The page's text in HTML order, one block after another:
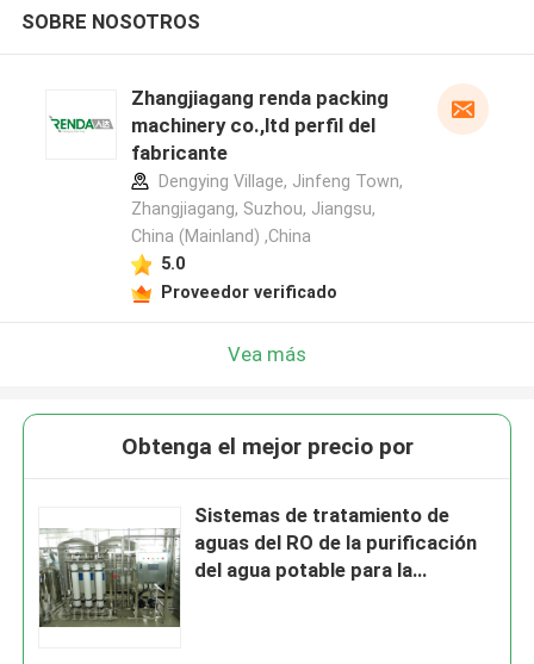
SOBRE NOSOTROS
Zhangjiagang renda packing
machinery co.,ltd perfil del
fabricante
Dengying Village, Jinfeng Town,
Zhangjiagang, Suzhou, Jiangsu,
China (Mainland) ,China
5.0
Proveedor verificado
Vea más
Obtenga el mejor precio por
Sistemas de tratamiento de
aguas del RO de la purificación
del agua potable para la